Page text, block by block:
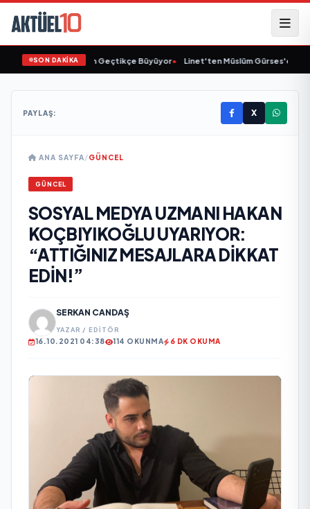
SON DAKİKA
Pazarı Gün Geçtikçe Büyüyor• Linet'ten Müslüm Gürses'e Vefa
PAYLAŞ: X
ANA SAYFA/GÜNCEL
GÜNCEL
SOSYAL MEDYA UZMANI HAKAN
KOÇBIYIKOĞLU UYARIYOR:
“ATTIĞINIZ MESAJLARA DİKKAT
EDİN!”
SERKAN CANDAŞ
YAZAR / EDITÖR
16.10.2021 04:38 114 OKUNMA 6 DK OKUMA